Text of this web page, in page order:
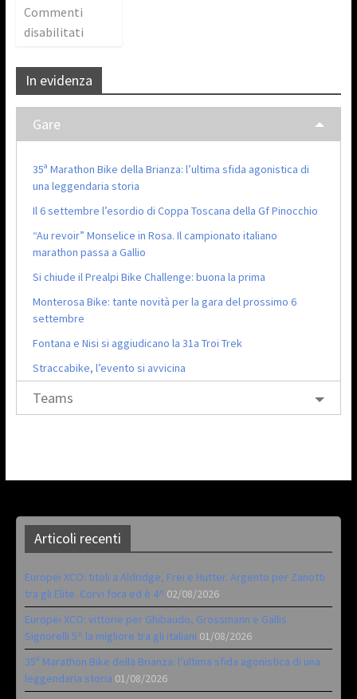
Commenti
disabilitati
In evidenza
Gare
35ª Marathon Bike della Brianza: l’ultima sfida agonistica di
una leggendaria storia
Il 6 settembre l’esordio di Coppa Toscana della Gf Pinocchio
“Au revoir” Monselice in Rosa. Il campionato italiano
marathon passa a Gallio
Si chiude il Prealpi Bike Challenge: buona la prima
Monterosa Bike: tante novità per la gara del prossimo 6
settembre
Fontana e Nisi si aggiudicano la 31a Troi Trek
Straccabike, l’evento si avvicina
Teams
Articoli recenti
Europei XCO: titoli a Aldridge, Frei e Hutter. Argento per Zanotti
tra gli Elite. Corvi fora ed è 4^ 02/08/2026
Europei XCO: vittorie per Ghibaudo, Grossmann e Gallis.
Signorelli 5^ la migliore tra gli italiani 01/08/2026
35ª Marathon Bike della Brianza: l’ultima sfida agonistica di una
leggendaria storia 01/08/2026